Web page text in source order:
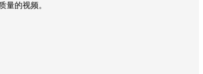
量的视频。